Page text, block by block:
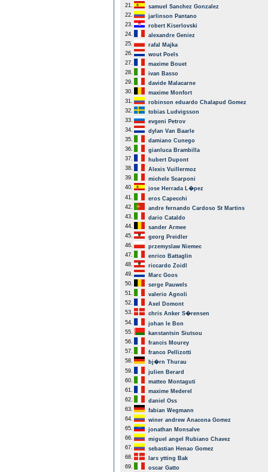
21.
samuel Sanchez Gonzalez
22.
jarlinson Pantano
23.
robert Kiserlovski
24.
alexandre Geniez
25.
rafal Majka
26.
wout Poels
27.
maxime Bouet
28.
ivan Basso
29.
davide Malacarne
30.
maxime Monfort
31.
robinson eduardo Chalapud Gomez
32.
tobias Ludvigsson
33.
evgeni Petrov
34.
dylan Van Baarle
35.
damiano Cunego
36.
gianluca Brambilla
37.
hubert Dupont
38.
Alexis Vuillermoz
39.
michele Scarponi
40.
jose Herrada L�pez
41.
eros Capecchi
42.
andre fernando Cardoso St Martins
43.
dario Cataldo
44.
sander Armee
45.
georg Preidler
46.
przemyslaw Niemec
47.
enrico Battaglin
48.
riccardo Zoidl
49.
Marc Goos
50.
serge Pauwels
51.
valerio Agnoli
52.
Axel Domont
53.
chris Anker S�rensen
54.
johan le Bon
55.
kanstantsin Siutsou
56.
francis Mourey
57.
franco Pellizotti
58.
bj�rn Thurau
59.
julien Berard
60.
matteo Montaguti
61.
maxime Mederel
62.
daniel Oss
63.
fabian Wegmann
64.
winer andrew Anacona Gomez
65.
jonathan Monsalve
66.
miguel angel Rubiano Chavez
67.
sebastian Henao Gomez
68.
lars ytting Bak
69.
oscar Gatto